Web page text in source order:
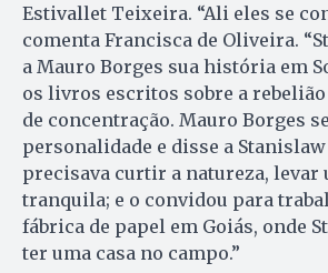
Estivallet Teixeira. “Ali eles se
comenta Francisca de Oliveira.
a Mauro Borges sua história em
os livros escritos sobre a rebelião
de concentração. Mauro Borges
personalidade e disse a Stanislaw
precisava curtir a natureza, levar
tranquila; e o convidou para
fábrica de papel em Goiás, onde
ter uma casa no campo.”